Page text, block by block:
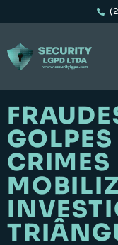
CRIMES